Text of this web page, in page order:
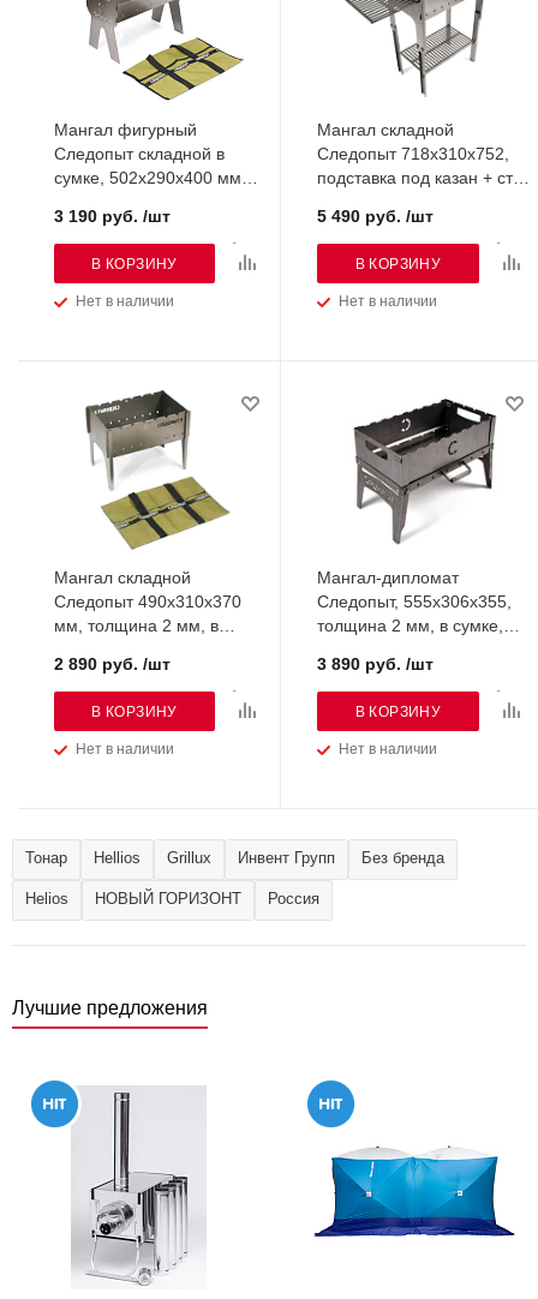
Мангал фигурный
Следопыт складной в
сумке, 502х290х400 мм
Нет в наличии
3 190 руб. /шт
В КОРЗИНУ
Мангал складной
Следопыт 718х310х752,
подставка под казан + стол
(PF-GR-23)
Нет в наличии
5 490 руб. /шт
В КОРЗИНУ
Мангал складной
Следопыт 490х310х370
мм, толщина 2 мм, в
Нет в наличии
2 890 руб. /шт
В КОРЗИНУ
Мангал-дипломат
Следопыт, 555х306х355,
толщина 2 мм, в сумке,
Нет в наличии
3 890 руб. /шт
В КОРЗИНУ
Тонар Hellios Grillux Инвент Групп Без бренда
Helios НОВЫЙ ГОРИЗОНТ Россия
Лучшие предложения